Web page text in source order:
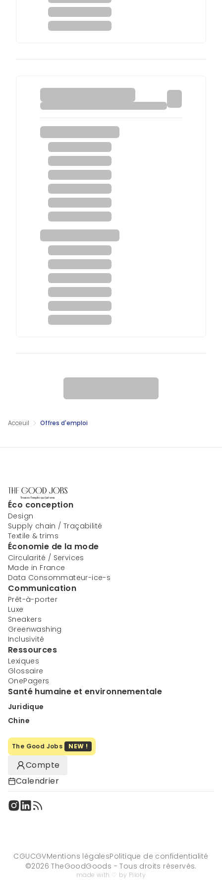
Acceuil Offres d'emploi
Éco conception
Design
Supply chain / Traçabilité
Textile & trims
Économie de la mode
Circularité / Services
Made in France
Data Consommateur-ice-s
Communication
Prêt-à-porter
Luxe
Sneakers
Greenwashing
Inclusivité
Ressources
Lexiques
Glossaire
OnePagers
Santé humaine et environnementale
Juridique
Chine
The Good Jobs NEW !
Compte
Calendrier
CGUCGVMentions légalesPolitique de confidentialité
©2026 TheGoodGoods - Tous droits réservés.
made with ♡ by Piloty